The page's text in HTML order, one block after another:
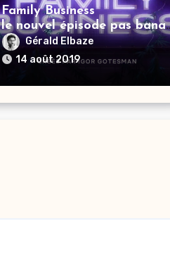
Family Business
le nouvel épisode pas banal
de la saga Elisa.
Gérald Elbaze
14 août 2019